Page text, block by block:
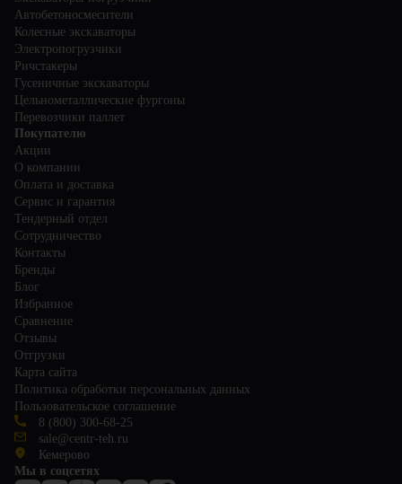
Автобетоносмесители
Колесные экскаваторы
Электропогрузчики
Ричстакеры
Гусеничные экскаваторы
Цельнометаллические фургоны
Перевозчики паллет
Покупателю
Акции
О компании
Оплата и доставка
Сервис и гарантия
Тендерный отдел
Сотрудничество
Контакты
Бренды
Блог
Избранное
Сравнение
Отзывы
Отгрузки
Карта сайта
Политика обработки персональных данных
Пользовательское соглашение
8 (800) 300-68-25
sale@centr-teh.ru
Кемерово
Мы в соцсетях